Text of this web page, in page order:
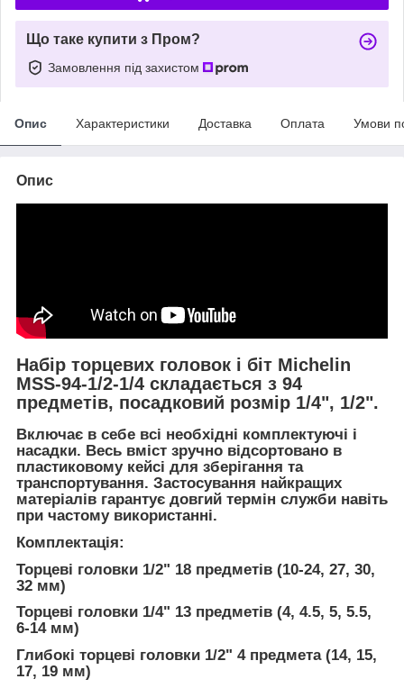
Що таке купити з Пром?
Замовлення під захистом
Опис Характеристики Доставка Оплата Умови
Опис
Набір торцевих головок і біт Michelin
MSS-94-1/2-1/4 складається з 94
предметів, посадковий розмір 1/4", 1/2".
Включає в себе всі необхідні комплектуючі і
насадки. Весь вміст зручно відсортовано в
пластиковому кейсі для зберігання та
транспортування. Застосування найкращих
матеріалів гарантує довгий термін служби навіть
при частому використанні.
Комплектація:
Торцеві головки 1/2" 18 предметів (10-24, 27, 30,
32 мм)
Торцеві головки 1/4" 13 предметів (4, 4.5, 5, 5.5,
6-14 мм)
Глибокі торцеві головки 1/2" 4 предмета (14, 15,
17, 19 мм)